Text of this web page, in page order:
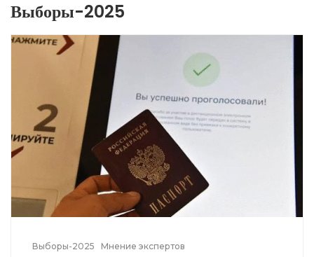
Выборы-2025
Выборы-2025 Мнение экспертов